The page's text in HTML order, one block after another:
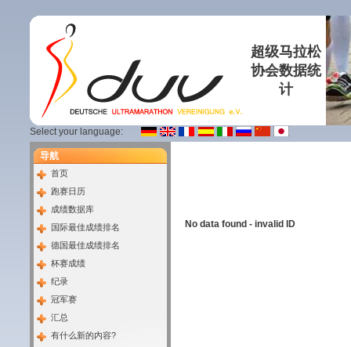
超级马拉松
协会数据统
计
Select your language:
导航
首页
跑赛日历
成绩数据库
国际最佳成绩排名
德国最佳成绩排名
杯赛成绩
纪录
冠军赛
汇总
有什么新的内容?
No data found - invalid ID